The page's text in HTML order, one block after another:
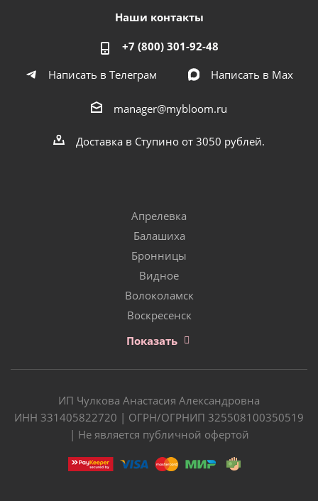
Наши контакты
+7 (800) 301-92-48
Написать в Телеграм
Написать в Мах
manager@mybloom.ru
Доставка в Ступино от 3050 рублей.
Апрелевка
Балашиха
Бронницы
Видное
Волоколамск
Воскресенск
Показать
ИП Чулкова Анастасия Александровна
ИНН 331405822720 | ОГРН/ОГРНИП 325508100350519
| Не является публичной офертой